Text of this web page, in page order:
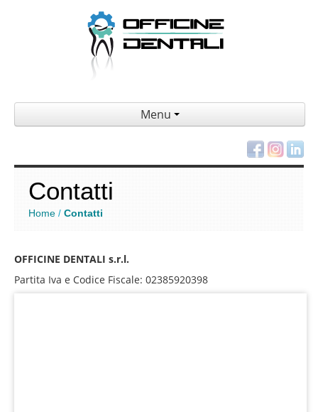
Menu
Contatti
Home / Contatti
OFFICINE DENTALI s.r.l.
Partita Iva e Codice Fiscale: 02385920398